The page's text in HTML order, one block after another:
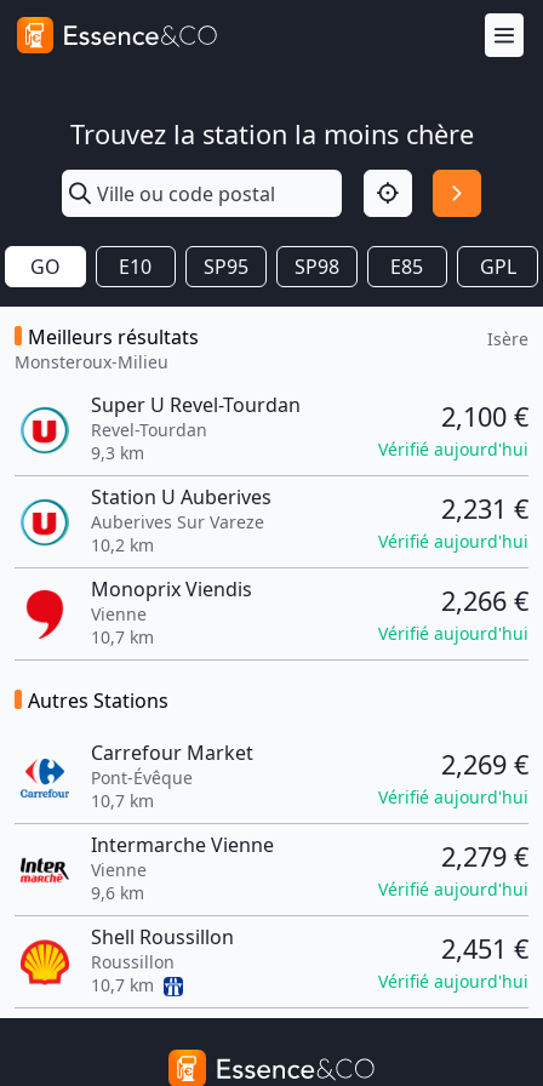
Trouvez la station la moins chère
GO E10 SP95 SP98 E85 GPL
Meilleurs résultats
Monsteroux-Milieu
Isère
Super U Revel-Tourdan
Revel-Tourdan
9,3 km
2,100 €
Vérifié aujourd'hui
Station U Auberives
Auberives Sur Vareze
10,2 km
2,231 €
Vérifié aujourd'hui
Monoprix Viendis
Vienne
10,7 km
2,266 €
Vérifié aujourd'hui
Autres Stations
Carrefour Market
Pont-Évêque
10,7 km
2,269 €
Vérifié aujourd'hui
Intermarche Vienne
Vienne
9,6 km
2,279 €
Vérifié aujourd'hui
Shell Roussillon
Roussillon
10,7 km
2,451 €
Vérifié aujourd'hui